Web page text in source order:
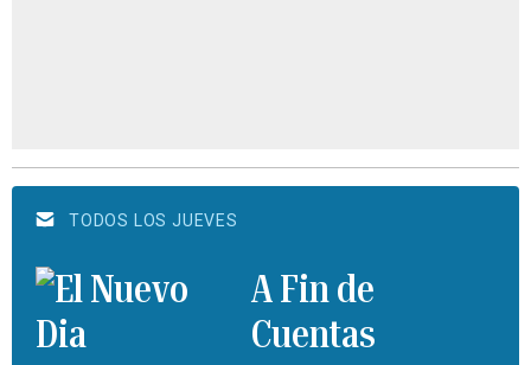
TODOS LOS JUEVES
A Fin de
Cuentas